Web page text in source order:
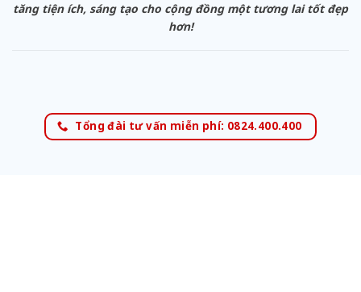
tăng tiện ích, sáng tạo cho cộng đồng một tương lai tốt đẹp
hơn!
Tổng đài tư vấn miễn phí: 0824.400.400